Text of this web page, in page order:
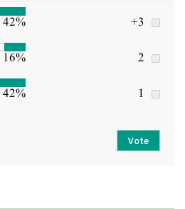
3+
42%
2
16%
1
42%
Vote